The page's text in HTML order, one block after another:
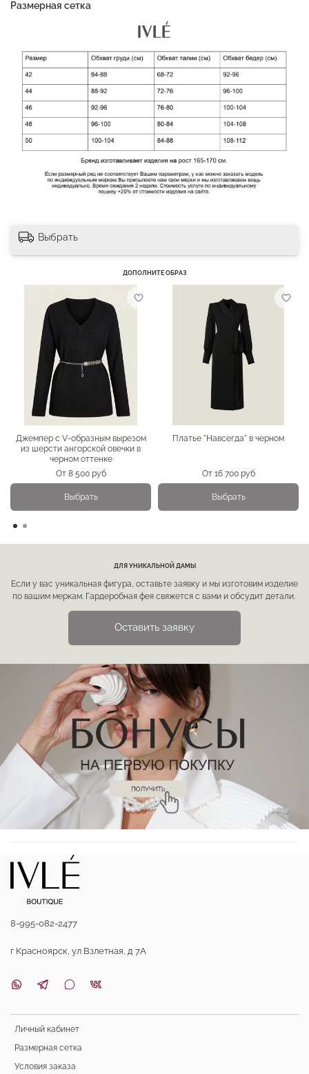
Размерная сетка
Выбрать
ДОПОЛНИТЕ ОБРАЗ
Джемпер с V-образным вырезом
из шерсти ангорской овечки в
черном оттенке
От 8 500 руб
Выбрать
Платье "Навсегда" в черном
От 16 700 руб
Выбрать
ДЛЯ УНИКАЛЬНОЙ ДАМЫ
Если у вас уникальная фигура, оставьте заявку и мы изготовим изделие
по вашим меркам. Гардеробная фея свяжется с вами и обсудит детали.
Оставить заявку
Личный кабинет
Размерная сетка
Условия заказа
8-995-082-2477
г Красноярск, ул Взлетная, д 7А